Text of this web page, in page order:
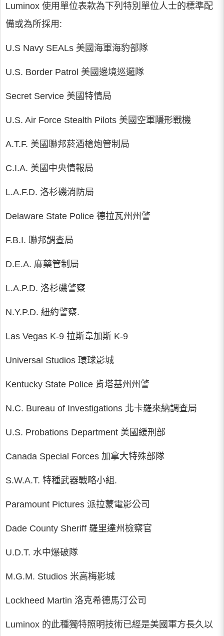
Luminox 使用單位表款為下列特別單位人士的標準配
備或為所採用:
U.S Navy SEALs 美國海軍海豹部隊
U.S. Border Patrol 美國邊境巡邏隊
Secret Service 美國特情局
U.S. Air Force Stealth Pilots 美國空軍隱形戰機
A.T.F. 美國聯邦菸酒槍炮管制局
C.I.A. 美國中央情報局
L.A.F.D. 洛杉磯消防局
Delaware State Police 德拉瓦州州警
F.B.I. 聯邦調查局
D.E.A. 麻藥管制局
L.A.P.D. 洛杉磯警察
N.Y.P.D. 紐約警察.
Las Vegas K-9 拉斯韋加斯 K-9
Universal Studios 環球影城
Kentucky State Police 肯塔基州州警
N.C. Bureau of Investigations 北卡羅來納調查局
U.S. Probations Department 美國緩刑部
Canada Special Forces 加拿大特殊部隊
S.W.A.T. 特種武器戰略小組.
Paramount Pictures 派拉蒙電影公司
Dade County Sheriff 羅里達州檢察官
U.D.T. 水中爆破隊
M.G.M. Studios 米高梅影城
Lockheed Martin 洛克希德馬汀公司
Luminox 的此種獨特照明技術已經是美國軍方長久以